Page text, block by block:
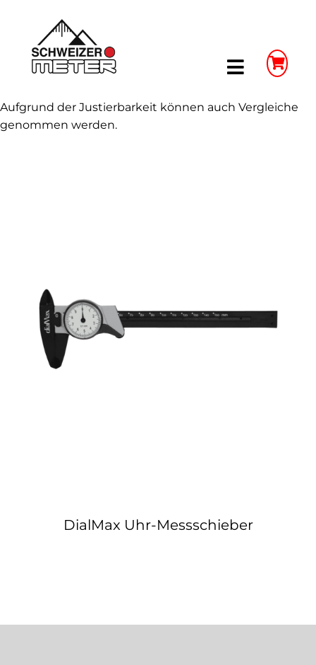
content
Toggle
Shop
Weitere Infos
Kontakt
Aufgrund der Justierbarkeit können auch Vergleiche
genommen werden.
DialMax Uhr-Messschieber
DialMax Uhr-Messschieber